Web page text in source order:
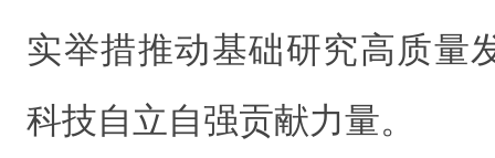
实举措推动基础研究高质量
科技自立自强贡献力量。